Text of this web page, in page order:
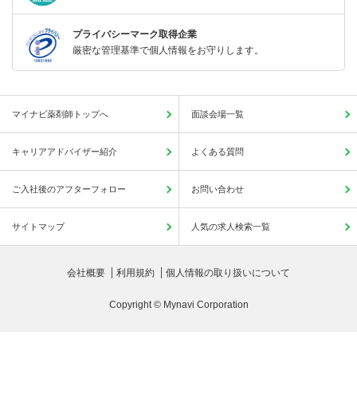
プライバシーマーク取得企業
厳密な管理基準で個人情報をお守りします。
マイナビ薬剤師トップへ 面談会場一覧
キャリアアドバイザー紹介 よくある質問
ご入社後のアフターフォロー お問い合わせ
サイトマップ 人気の求人検索一覧
会社概要 利用規約 個人情報の取り扱いについて
Copyright © Mynavi Corporation